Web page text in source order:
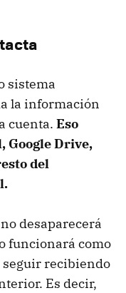
sistema
la información
cuenta. Eso
Google Drive,
del
desaparecerá
funcionará como
recibiendo
Es decir,